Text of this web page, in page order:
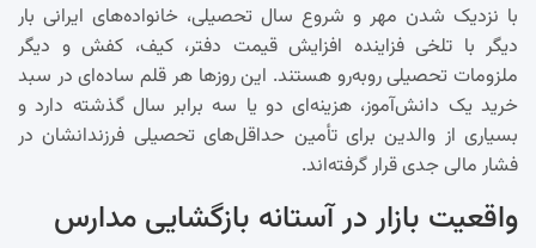
با نزدیک شدن مهر و شروع سال تحصیلی، خانواده‌های ایرانی بار
دیگر با تلخی فزاینده افزایش قیمت دفتر، کیف، کفش و دیگر
ملزومات تحصیلی روبه‌رو هستند. این روزها هر قلم ساده‌ای در سبد
خرید یک دانش‌آموز، هزینه‌ای دو یا سه برابر سال گذشته دارد و
بسیاری از والدین برای تأمین حداقل‌های تحصیلی فرزندانشان در
فشار مالی جدی قرار گرفته‌اند.
واقعیت بازار در آستانه بازگشایی مدارس